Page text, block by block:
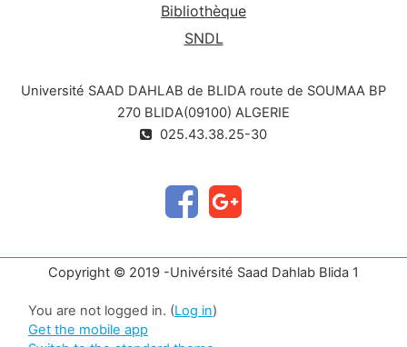
Bibliothèque
SNDL
Université SAAD DAHLAB de BLIDA route de SOUMAA BP
270 BLIDA(09100) ALGERIE
025.43.38.25-30
Copyright © 2019 -Univérsité Saad Dahlab Blida 1
You are not logged in. (Log in)
Get the mobile app